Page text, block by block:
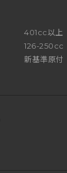
401cc以上
126-250cc
新基準原付